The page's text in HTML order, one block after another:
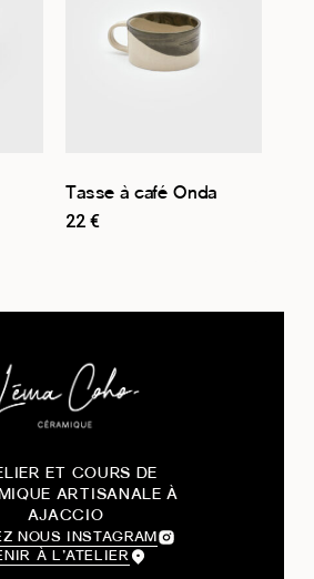
Tasse à café Onda
22 €
ET COURS DE
ARTISANALE À
AJACCIO
NOUS INSTAGRAM
À L’ATELIER